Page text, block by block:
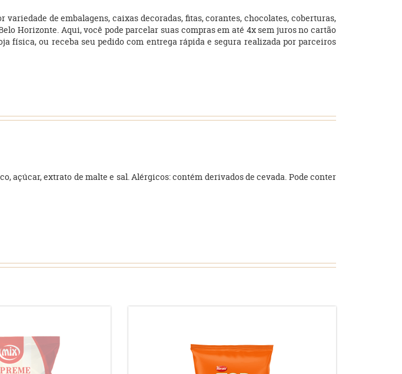
de embalagens, caixas decoradas, fitas, corantes, chocolates, coberturas,
Horizonte. Aqui, você pode parcelar suas compras em até 4x sem juros no cartão
física, ou receba seu pedido com entrega rápida e segura realizada por parceiros
extrato de malte e sal. Alérgicos: contém derivados de cevada. Pode conter